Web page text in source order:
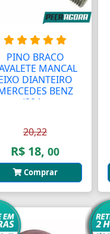
PINO BRACO
MANCAL
DIANTEIRO
BENZ
(384...
20,22
R$ 18, 00
Comprar